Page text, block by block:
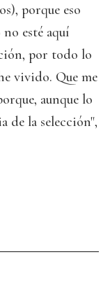
porque eso
no esté aquí
por todo lo
vivido. Que me
aunque lo
de la selección",